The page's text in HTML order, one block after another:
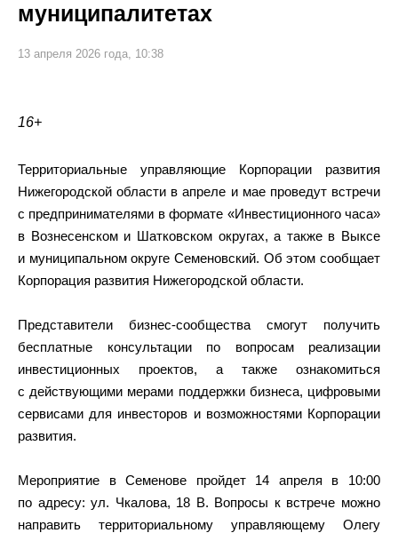
муниципалитетах
13 апреля 2026 года, 10:38
16+
Территориальные управляющие Корпорации развития
Нижегородской области в апреле и мае проведут встречи
с предпринимателями в формате «Инвестиционного часа»
в Вознесенском и Шатковском округах, а также в Выксе
и муниципальном округе Семеновский. Об этом сообщает
Корпорация развития Нижегородской области.
Представители бизнес-сообщества смогут получить
бесплатные консультации по вопросам реализации
инвестиционных проектов, а также ознакомиться
с действующими мерами поддержки бизнеса, цифровыми
сервисами для инвесторов и возможностями Корпорации
развития.
Мероприятие в Семенове пройдет 14 апреля в 10:00
по адресу: ул. Чкалова, 18 В. Вопросы к встрече можно
направить территориальному управляющему Олегу